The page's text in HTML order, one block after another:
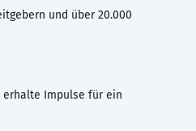
und über 20.000
erhalte Impulse für ein